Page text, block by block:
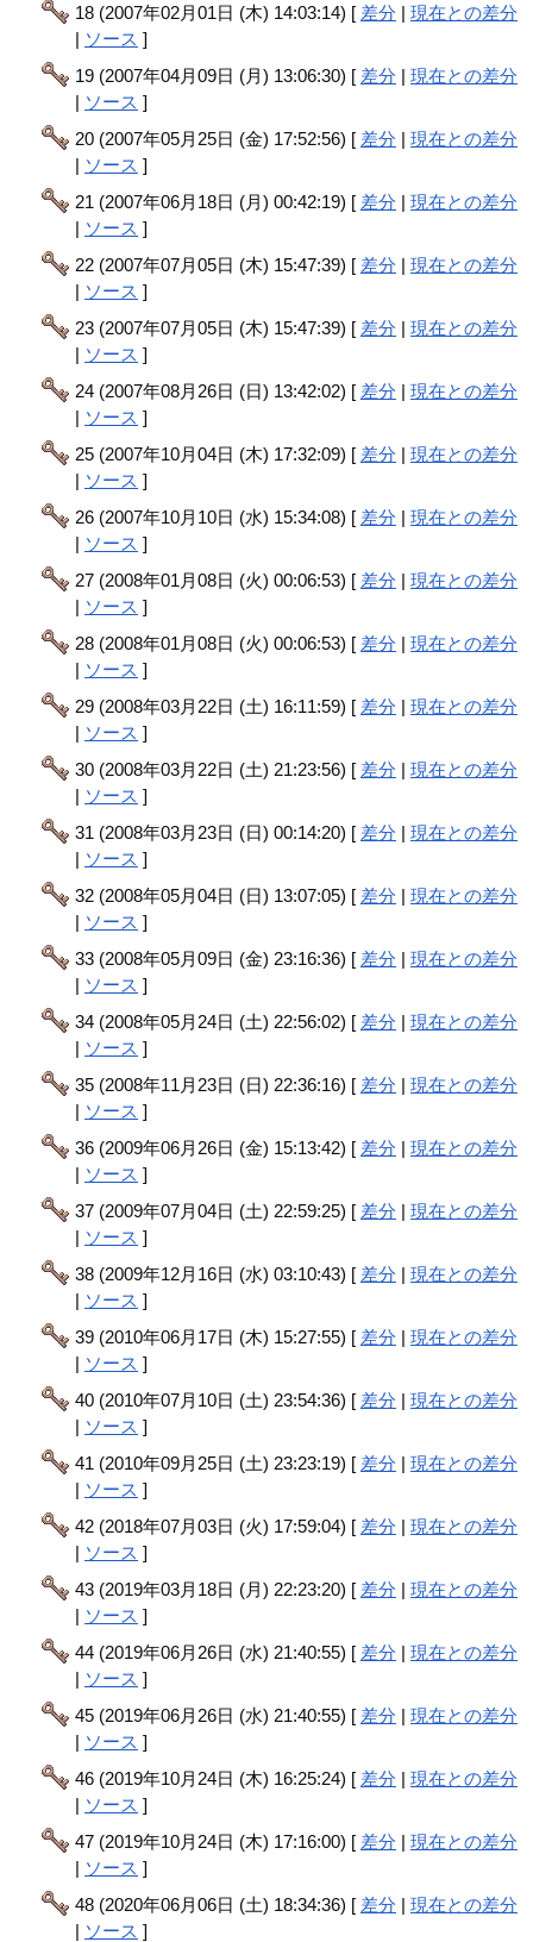
18 (2007年02月01日 (木) 14:03:14) [ 差分 |現在との差分
| ソース ]
19 (2007年04月09日 (月) 13:06:30) [ 差分 |現在との差分
| ソース ]
20 (2007年05月25日 (金) 17:52:56) [ 差分 |現在との差分
| ソース ]
21 (2007年06月18日 (月) 00:42:19) [ 差分 |現在との差分
| ソース ]
22 (2007年07月05日 (木) 15:47:39) [ 差分 |現在との差分
| ソース ]
23 (2007年07月05日 (木) 15:47:39) [ 差分 |現在との差分
| ソース ]
24 (2007年08月26日 (日) 13:42:02) [ 差分 |現在との差分
| ソース ]
25 (2007年10月04日 (木) 17:32:09) [ 差分 |現在との差分
| ソース ]
26 (2007年10月10日 (水) 15:34:08) [ 差分 |現在との差分
| ソース ]
27 (2008年01月08日 (火) 00:06:53) [ 差分 |現在との差分
| ソース ]
28 (2008年01月08日 (火) 00:06:53) [ 差分 |現在との差分
| ソース ]
29 (2008年03月22日 (土) 16:11:59) [ 差分 |現在との差分
| ソース ]
30 (2008年03月22日 (土) 21:23:56) [ 差分 |現在との差分
| ソース ]
31 (2008年03月23日 (日) 00:14:20) [ 差分 |現在との差分
| ソース ]
32 (2008年05月04日 (日) 13:07:05) [ 差分 |現在との差分
| ソース ]
33 (2008年05月09日 (金) 23:16:36) [ 差分 |現在との差分
| ソース ]
34 (2008年05月24日 (土) 22:56:02) [ 差分 |現在との差分
| ソース ]
35 (2008年11月23日 (日) 22:36:16) [ 差分 |現在との差分
| ソース ]
36 (2009年06月26日 (金) 15:13:42) [ 差分 |現在との差分
| ソース ]
37 (2009年07月04日 (土) 22:59:25) [ 差分 |現在との差分
| ソース ]
38 (2009年12月16日 (水) 03:10:43) [ 差分 |現在との差分
| ソース ]
39 (2010年06月17日 (木) 15:27:55) [ 差分 |現在との差分
| ソース ]
40 (2010年07月10日 (土) 23:54:36) [ 差分 |現在との差分
| ソース ]
41 (2010年09月25日 (土) 23:23:19) [ 差分 |現在との差分
| ソース ]
42 (2018年07月03日 (火) 17:59:04) [ 差分 |現在との差分
| ソース ]
43 (2019年03月18日 (月) 22:23:20) [ 差分 |現在との差分
| ソース ]
44 (2019年06月26日 (水) 21:40:55) [ 差分 |現在との差分
| ソース ]
45 (2019年06月26日 (水) 21:40:55) [ 差分 |現在との差分
| ソース ]
46 (2019年10月24日 (木) 16:25:24) [ 差分 |現在との差分
| ソース ]
47 (2019年10月24日 (木) 17:16:00) [ 差分 |現在との差分
| ソース ]
48 (2020年06月06日 (土) 18:34:36) [ 差分 |現在との差分
| ソース ]